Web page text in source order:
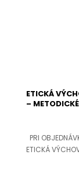
ETICKÁ
–
PRI
ETICKÁ